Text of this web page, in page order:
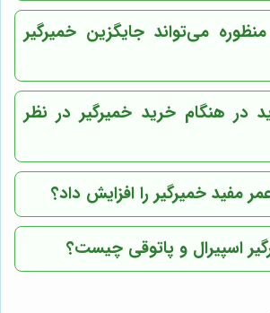
می‌تواند جایگزین خمیرگیر
در هنگام خرید خمیرگیر در نظر
مفید خمیرگیر را افزایش داد؟
اسپیرال و پاتوقی چیست؟